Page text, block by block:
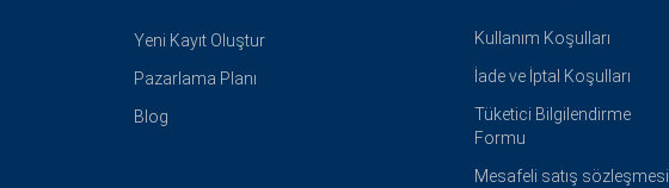
Yeni Kayıt Oluştur
Pazarlama Planı
Blog
Kullanım Koşulları
İade ve İptal Koşulları
Tüketici Bilgilendirme
Formu
Mesafeli satış sözleşmesi